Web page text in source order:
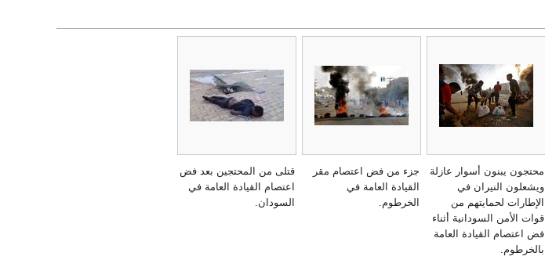
محتجون يبنون أسوار عازلة
ويشعلون النيران في
الإطارات لحمايتهم من
قوات الأمن السودانية أثناء
فض اعتصام القيادة العامة
بالخرطوم.
جزء من فض اعتصام مقر
القيادة العامة في
الخرطوم.
قتلى من المحتجين بعد فض
اعتصام القيادة العامة في
السودان.